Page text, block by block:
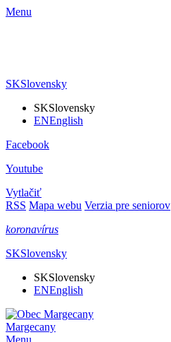
Menu
SKSlovensky
SKSlovensky
ENEnglish
Facebook
Youtube
Vytlačiť
RSS Mapa webu Verzia pre seniorov
koronavírus
SKSlovensky
SKSlovensky
ENEnglish
Margecany
Menu